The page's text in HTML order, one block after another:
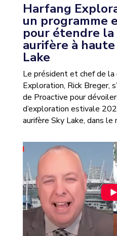
Harfang
un programme
pour étendre
aurifère à
Lake
Le président et chef de la
Exploration, Rick Breger,
de Proactive pour
d’exploration estivale
aurifère Sky Lake, dans le